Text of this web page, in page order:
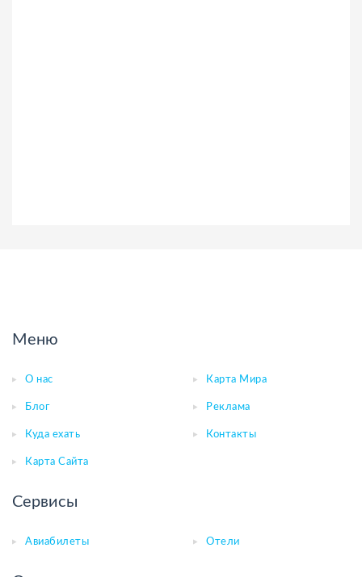
Меню
О нас Карта Мира
Блог Реклама
Куда ехать Контакты
Карта Сайта
Сервисы
Авиабилеты Отели